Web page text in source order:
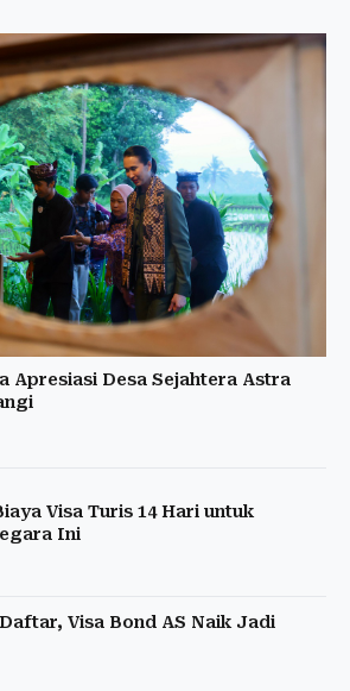
Apresiasi Desa Sejahtera Astra
Visa Turis 14 Hari untuk
Ini
Visa Bond AS Naik Jadi